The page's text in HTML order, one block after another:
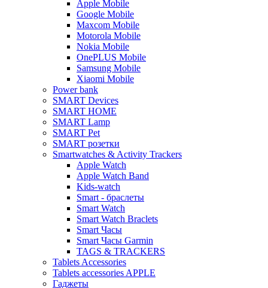
Apple Mobile
Google Mobile
Maxcom Mobile
Motorola Mobile
Nokia Mobile
OnePLUS Mobile
Samsung Mobile
Xiaomi Mobile
Power bank
SMART Devices
SMART HOME
SMART Lamp
SMART Pet
SMART розетки
Smartwatches & Activity Trackers
Apple Watch
Apple Watch Band
Kids-watch
Smart - браслеты
Smart Watch
Smart Watch Braclets
Smart Часы
Smart Часы Garmin
TAGS & TRACKERS
Tablets Accessories
Tablets accessories APPLE
Гаджеты